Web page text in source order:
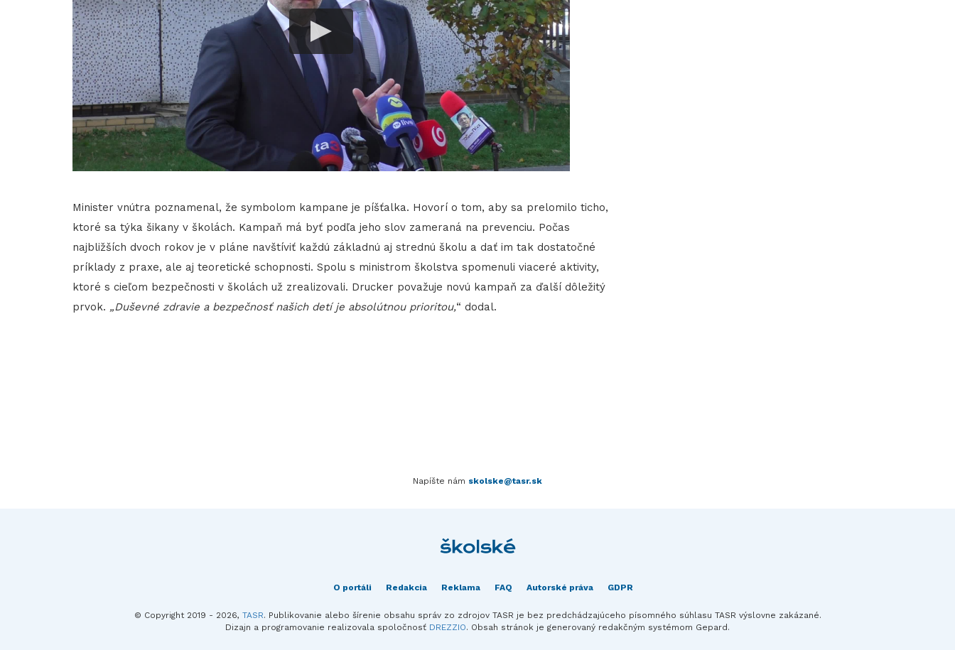
Minister vnútra poznamenal, že symbolom kampane je píšťalka. Hovorí o tom, aby sa prelomilo ticho,
ktoré sa týka šikany v školách. Kampaň má byť podľa jeho slov zameraná na prevenciu. Počas
najbližších dvoch rokov je v pláne navštíviť každú základnú aj strednú školu a dať im tak dostatočné
príklady z praxe, ale aj teoretické schopnosti. Spolu s ministrom školstva spomenuli viaceré aktivity,
ktoré s cieľom bezpečnosti v školách už zrealizovali. Drucker považuje novú kampaň za ďalší dôležitý
prvok. „Duševné zdravie a bezpečnosť našich detí je absolútnou prioritou,“ dodal.
Napíšte nám skolske@tasr.sk
O portáli Redakcia Reklama FAQ Autorské práva GDPR
© Copyright 2019 - 2026, TASR. Publikovanie alebo šírenie obsahu správ zo zdrojov TASR je bez predchádzajúceho písomného súhlasu TASR výslovne zakázané.
Dizajn a programovanie realizovala spoločnosť DREZZIO. Obsah stránok je generovaný redakčným systémom Gepard.